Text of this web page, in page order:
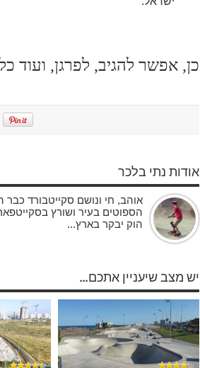
כן, אפשר להגיב, לפרגן, ועוד כל
אודות נתי בלכר
אוהב, חי ונושם סקייטבורד
הספוטים בעיר ושורץ
הוק יבקר בארץ...
יש מצב שיעניין אתכם...